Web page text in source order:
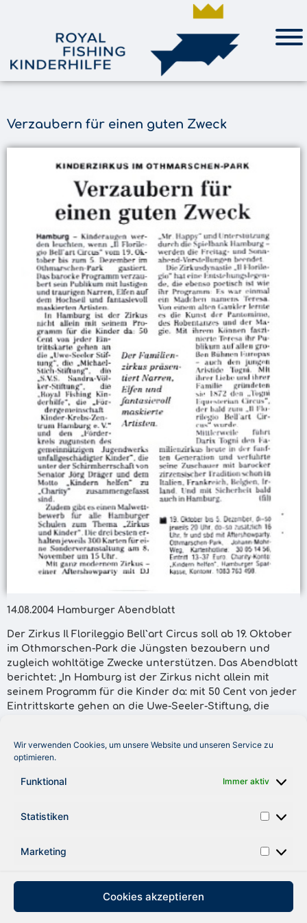
Wir verwenden Cookies, um unsere Website und unseren Service zu
optimieren.
Funktional Immer aktiv
Statistiken
Marketing
Cookies akzeptieren
Verzaubern für einen guten Zweck
14.08.2004 Hamburger Abendblatt
Der Zirkus Il Florileggio Bell`art Circus soll ab 19. Oktober
im Othmarschen-Park die Jüngsten bezaubern und
zugleich wohltätige Zwecke unterstützen. Das Abendblatt
berichtet: „In Hamburg ist der Zirkus nicht allein mit
seinem Programm für die Kinder da: mit 50 Cent von jeder
Eintrittskarte gehen an die Uwe-Seeler-Stiftung, die
Kinder-Krebs-Zentrum Hamburg e.V. und den Förderkreis
zugunsten des gemeinnützigen Jugendwerks
unfallgeschädigter Kinder, die unter der
zusammengefasst sind.“